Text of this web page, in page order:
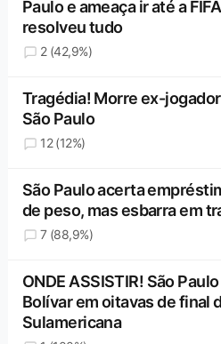
Paulo e ameaça ir até a
resolveu tudo
2 (42,9%)
Tragédia! Morre ex-
São Paulo
12 (12%)
São Paulo acerta
de peso, mas esbarra em
7 (88,9%)
ONDE ASSISTIR! São
Bolívar em oitavas de final
Sulamericana